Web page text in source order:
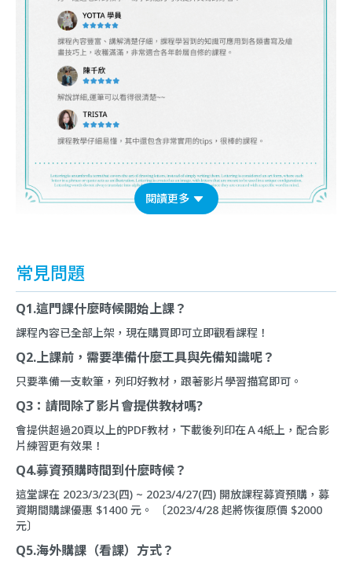
閱讀更多
常見問題
Q1.這門課什麼時候開始上課？
課程內容已全部上架，現在購買即可立即觀看課程！
Q2.上課前，需要準備什麼工具與先備知識呢？
只要準備一支軟筆，列印好教材，跟著影片學習描寫即可。
Q3：請問除了影片會提供教材嗎?
會提供超過20頁以上的PDF教材，下載後列印在Ａ4紙上，配合影
片練習更有效果！
Q4.募資預購時間到什麼時候？
這堂課在 2023/3/23(四) ~ 2023/4/27(四) 開放課程募資預購，募
資期間購課優惠 $1400 元。 〔2023/4/28 起將恢復原價 $2000
元〕
Q5.海外購課（看課）方式？